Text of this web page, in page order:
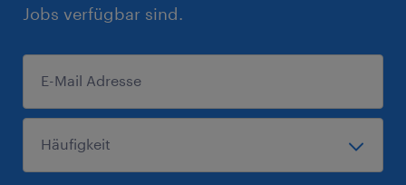
Jobs verfügbar sind.